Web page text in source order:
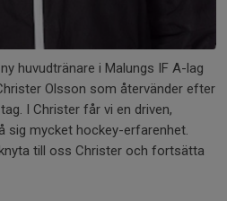
huvudtränare i Malungs IF A-lag
Olsson som återvänder efter
I Christer får vi en driven,
sig mycket hockey-erfarenhet.
till oss Christer och fortsätta